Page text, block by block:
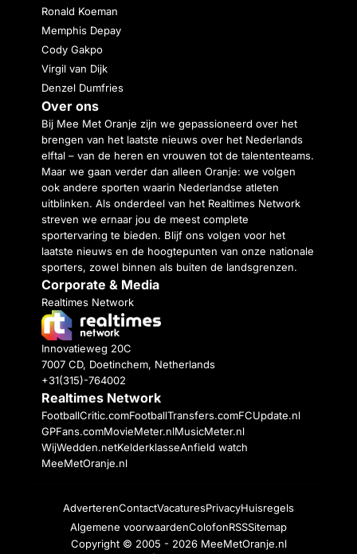
Ronald Koeman
Memphis Depay
Cody Gakpo
Virgil van Dijk
Denzel Dumfries
Over ons
Bij Mee Met Oranje zijn we gepassioneerd over het
brengen van het laatste nieuws over het Nederlands
elftal – van de heren en vrouwen tot de talententeams.
Maar we gaan verder dan alleen Oranje: we volgen
ook andere sporten waarin Nederlandse atleten
uitblinken. Als onderdeel van het Realtimes Network
streven we ernaar jou de meest complete
sportervaring te bieden. Blijf ons volgen voor het
laatste nieuws en de hoogtepunten van onze nationale
sporters, zowel binnen als buiten de landsgrenzen.
Corporate & Media
Realtimes Network
Innovatieweg 20C
7007 CD, Doetinchem, Netherlands
+31(315)-764002
Realtimes Network
FootballCritic.comFootballTransfers.comFCUpdate.nl
GPFans.comMovieMeter.nlMusicMeter.nl
WijWedden.netKelderklasseAnfield watch
MeeMetOranje.nl
AdverterenContactVacaturesPrivacyHuisregels
Algemene voorwaardenColofonRSSSitemap
Copyright © 2005 - 2026 MeeMetOranje.nl